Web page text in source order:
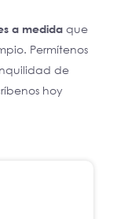
a medida que
Permítenos
de
hoy